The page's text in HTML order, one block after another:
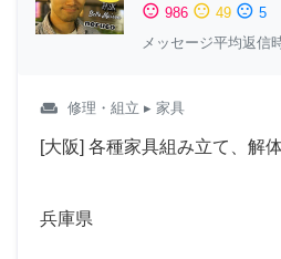
sentiment_satisfied 986 sentiment_neutral 49 sentiment_dissatisfied 5
メッセージ平均返信
weekend 修理・組立 ▸ 家具
[大阪] 各種家具組み立て、解
兵庫県